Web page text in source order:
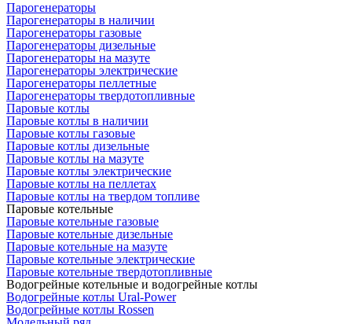
Парогенераторы
Парогенераторы в наличии
Парогенераторы газовые
Парогенераторы дизельные
Парогенераторы на мазуте
Парогенераторы электрические
Парогенераторы пеллетные
Парогенераторы твердотопливные
Паровые котлы
Паровые котлы в наличии
Паровые котлы газовые
Паровые котлы дизельные
Паровые котлы на мазуте
Паровые котлы электрические
Паровые котлы на пеллетах
Паровые котлы на твердом топливе
Паровые котельные
Паровые котельные газовые
Паровые котельные дизельные
Паровые котельные на мазуте
Паровые котельные электрические
Паровые котельные твердотопливные
Водогрейные котельные и водогрейные котлы
Водогрейные котлы Ural-Power
Водогрейные котлы Rossen